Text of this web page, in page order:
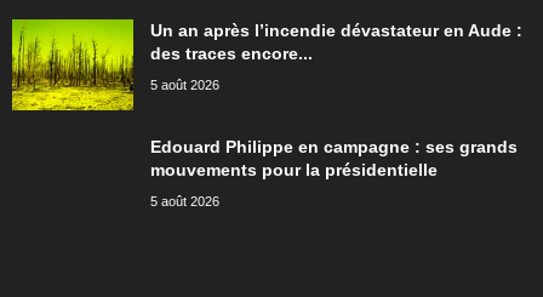
Un an après l’incendie dévastateur en Aude :
des traces encore...
5 août 2026
Edouard Philippe en campagne : ses grands
mouvements pour la présidentielle
5 août 2026